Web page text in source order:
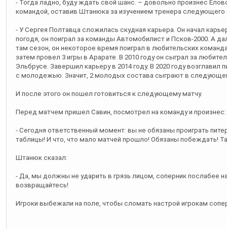
- Тогда ладно, буду ждать свой шанс. – довольно произнес
командой, оставив Штанюка за изучением тренера следующего
- У Сергея Полтавца сложилась скудная карьера. Он начал
погодя, он поиграл за команды Автомобилист и Псков-2000. А
там сезон, он некоторое время поиграл в любительских
затем провел 3 игры в Арарате. В 2010 году он сыграл за
Эльбрусе. Завершил карьеру в 2014 году. В 2020 году
с молодежью. Значит, 2 молодых состава сыграют в
И после этого он пошел готовиться к следующему матчу.
Перед матчем пришел Савин, посмотрел на команду и произнес:
- Сегодня ответственный момент: вы не обязаны проиграть
таблицы! И что, что мало матчей прошло! Обязаны побеждать!
Штанюк сказал:
- Да, мы должны не ударить в грязь лицом, соперник послабее
возвращайтесь!
Игроки выбежали на поле, чтобы сломать настрой игрокам